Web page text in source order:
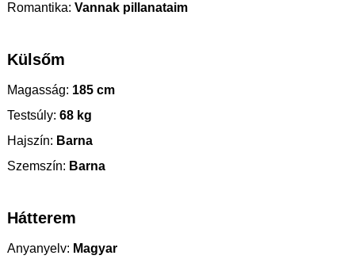
Romantika: Vannak pillanataim
Külsőm
Magasság: 185 cm
Testsúly: 68 kg
Hajszín: Barna
Szemszín: Barna
Hátterem
Anyanyelv: Magyar